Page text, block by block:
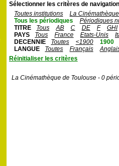
Sélectionner les critères de
Toutes institutions
La
Tous les périodiques
Périodiques
TITRE
Tous AB C DE F
GHI
PAYS
Tous France Etats-Unis
DECENNIE
Toutes <1900
1900
LANGUE
Toutes Français
Réinitialiser les critères
La Cinémathèque de Toulouse - 0